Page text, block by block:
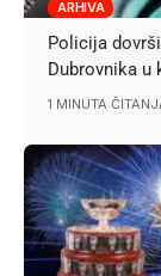
ARHIVA
Policija
Dubrovnika
1 MINUTA